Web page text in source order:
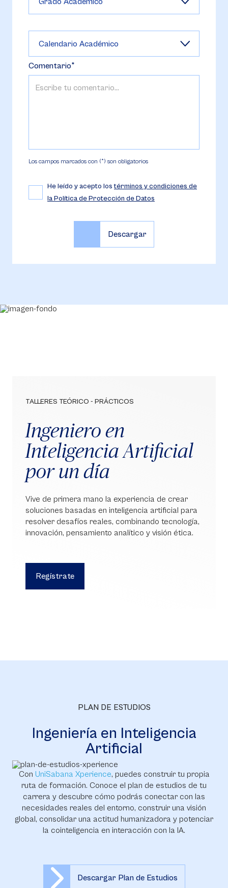
Comentario
Los campos marcados con (*) son obligatorios
He leído y acepto lostérminos y condiciones de
la Política de Protección de Datos
TALLERES TEÓRICO - PRÁCTICOS
Ingeniero en
Inteligencia Artificial
por un día
Vive de primera mano la experiencia de crear
soluciones basadas en inteligencia artificial para
resolver desafíos reales, combinando tecnología,
innovación, pensamiento analítico y visión ética.
Regístrate
PLAN DE ESTUDIOS
Ingeniería en Inteligencia
Artificial
Con UniSabana Xperience, puedes construir tu propia
ruta de formación. Conoce el plan de estudios de tu
carrera y descubre cómo podrás conectar con las
necesidades reales del entorno, construir una visión
global, consolidar una actitud humanizadora y potenciar
la cointeligencia en interacción con la IA.
Descargar Plan de Estudios